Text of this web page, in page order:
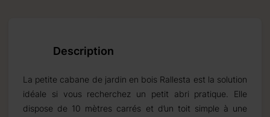
Description
La petite cabane de jardin en bois Rallesta est la solution
idéale si vous recherchez un petit abri pratique. Elle
dispose de 10 mètres carrés et d’un toit simple à une